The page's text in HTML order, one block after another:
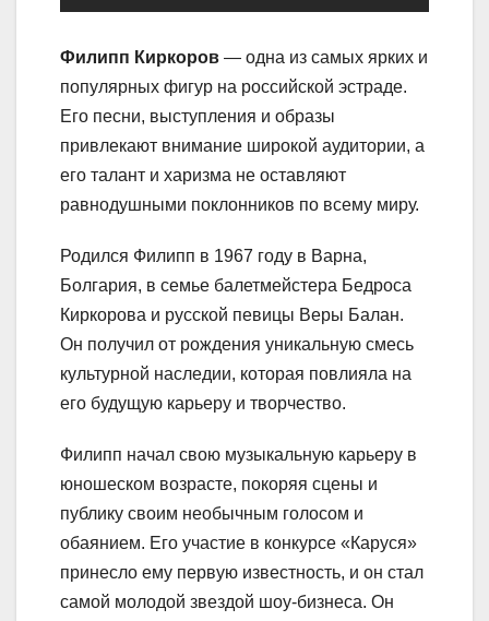
Филипп Киркоров — одна из самых ярких и
популярных фигур на российской эстраде.
Его песни, выступления и образы
привлекают внимание широкой аудитории, а
его талант и харизма не оставляют
равнодушными поклонников по всему миру.
Родился Филипп в 1967 году в Варна,
Болгария, в семье балетмейстера Бедроса
Киркорова и русской певицы Веры Балан.
Он получил от рождения уникальную смесь
культурной наследии, которая повлияла на
его будущую карьеру и творчество.
Филипп начал свою музыкальную карьеру в
юношеском возрасте, покоряя сцены и
публику своим необычным голосом и
обаянием. Его участие в конкурсе «Каруся»
принесло ему первую известность, и он стал
самой молодой звездой шоу-бизнеса. Он